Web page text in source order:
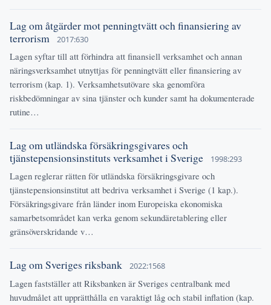
Lag om åtgärder mot penningtvätt och finansiering av
terrorism
2017:630
Lagen syftar till att förhindra att finansiell verksamhet och annan
näringsverksamhet utnyttjas för penningtvätt eller finansiering av
terrorism (kap. 1). Verksamhetsutövare ska genomföra
riskbedömningar av sina tjänster och kunder samt ha dokumenterade
rutine…
Lag om utländska försäkringsgivares och
tjänstepensionsinstituts verksamhet i Sverige
1998:293
Lagen reglerar rätten för utländska försäkringsgivare och
tjänstepensionsinstitut att bedriva verksamhet i Sverige (1 kap.).
Försäkringsgivare från länder inom Europeiska ekonomiska
samarbetsområdet kan verka genom sekundäretablering eller
gränsöverskridande v…
Lag om Sveriges riksbank 2022:1568
Lagen fastställer att Riksbanken är Sveriges centralbank med
huvudmålet att upprätthålla en varaktigt låg och stabil inflation (kap.